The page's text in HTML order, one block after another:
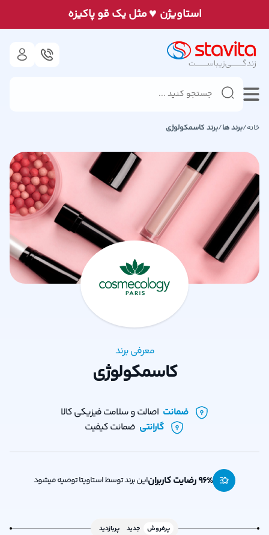
استاويژن ♥مثل يک قو پاكيزه
خانه/برند ها/برندکاسمکولوژی
معرفی برند
کاسمکولوژی
ضمانت اصالت و سلامت فیزیکی کالا
گارانتی ضمانت کیفیت
96% رضایت کاربران این برند توسط استاویتا توصیه میشود
پرفروش جدید پربازدید